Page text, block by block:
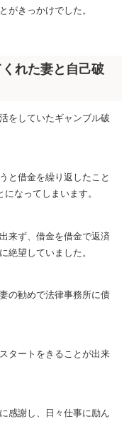
がきっかけでした。
れた妻と自己破
をしていたギャンブル破
と借金を繰り返したこと
なってしまいます。
来ず、借金を借金で返済
絶望していました。
の勧めで法律事務所に債
タートをきることが出来
感謝し、日々仕事に励ん